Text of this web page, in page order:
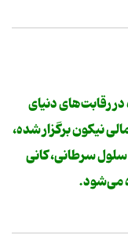
رقابت‌های دنیای
نیکون برگزار شده،
سرطانی، کانی
می‌شود.